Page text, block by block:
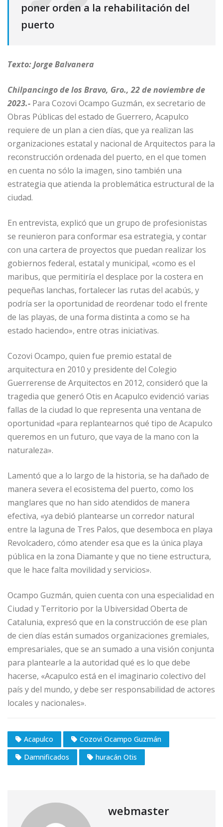
poner orden a la rehabilitación del
puerto
Texto: Jorge Balvanera
Chilpancingo de los Bravo, Gro., 22 de noviembre de
2023.- Para Cozovi Ocampo Guzmán, ex secretario de
Obras Públicas del estado de Guerrero, Acapulco
requiere de un plan a cien días, que ya realizan las
organizaciones estatal y nacional de Arquitectos para la
reconstrucción ordenada del puerto, en el que tomen
en cuenta no sólo la imagen, sino también una
estrategia que atienda la problemática estructural de la
ciudad.
En entrevista, explicó que un grupo de profesionistas
se reunieron para conformar esa estrategia, y contar
con una cartera de proyectos que puedan realizar los
gobiernos federal, estatal y municipal, «como es el
maribus, que permitiría el desplace por la costera en
pequeñas lanchas, fortalecer las rutas del acabús, y
podría ser la oportunidad de reordenar todo el frente
de las playas, de una forma distinta a como se ha
estado haciendo», entre otras iniciativas.
Cozovi Ocampo, quien fue premio estatal de
arquitectura en 2010 y presidente del Colegio
Guerrerense de Arquitectos en 2012, consideró que la
tragedia que generó Otis en Acapulco evidenció varias
fallas de la ciudad lo que representa una ventana de
oportunidad «para replantearnos qué tipo de Acapulco
queremos en un futuro, que vaya de la mano con la
naturaleza».
Lamentó que a lo largo de la historia, se ha dañado de
manera severa el ecosistema del puerto, como los
manglares que no han sido atendidos de manera
efectiva, «ya debió plantearse un corredor natural
entre la laguna de Tres Palos, que desemboca en playa
Revolcadero, cómo atender esa que es la única playa
pública en la zona Diamante y que no tiene estructura,
que le hace falta movilidad y servicios».
Ocampo Guzmán, quien cuenta con una especialidad en
Ciudad y Territorio por la Ubiversidad Oberta de
Catalunia, expresó que en la construcción de ese plan
de cien días están sumados organizaciones gremiales,
empresariales, que se an sumado a una visión conjunta
para plantearle a la autoridad qué es lo que debe
hacerse, «Acapulco está en el imaginario colectivo del
país y del mundo, y debe ser responsabilidad de actores
locales y nacionales».
Acapulco
Cozovi Ocampo Guzmán
Damnificados
huracán Otis
webmaster